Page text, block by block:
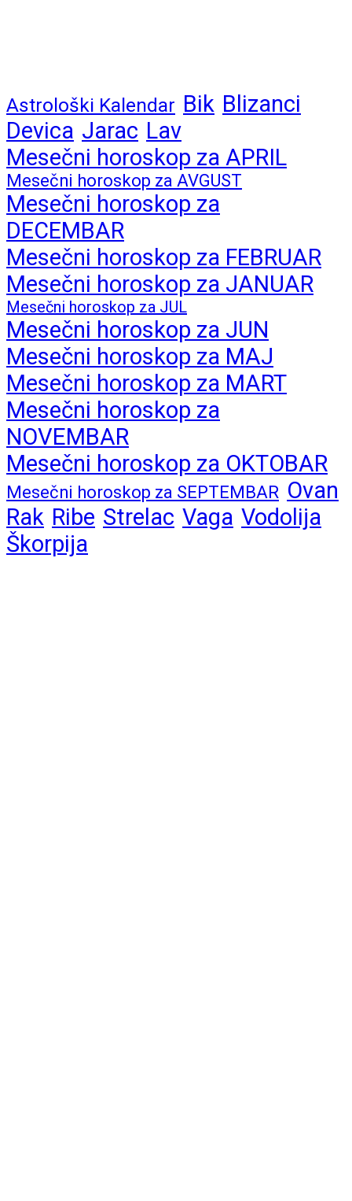
Astrološki Kalendar Bik Blizanci
Devica Jarac Lav
Mesečni horoskop za APRIL
Mesečni horoskop za AVGUST
Mesečni horoskop za
DECEMBAR
Mesečni horoskop za FEBRUAR
Mesečni horoskop za JANUAR
Mesečni horoskop za JUL
Mesečni horoskop za JUN
Mesečni horoskop za MAJ
Mesečni horoskop za MART
Mesečni horoskop za
NOVEMBAR
Mesečni horoskop za OKTOBAR
Mesečni horoskop za SEPTEMBAR Ovan
Rak Ribe Strelac Vaga Vodolija
Škorpija